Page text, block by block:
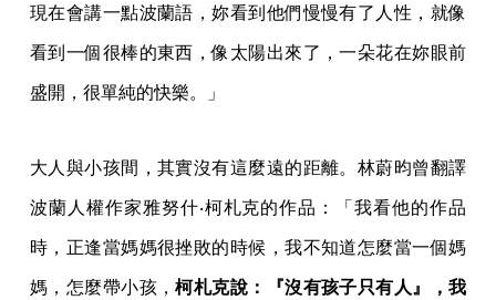
現在會講一點波蘭語，妳看到他們慢慢有了人性，就像
看到一個很棒的東西，像太陽出來了，一朵花在妳眼前
盛開，很單純的快樂。」
大人與小孩間，其實沒有這麼遠的距離。林蔚昀曾翻譯
波蘭人權作家雅努什‧柯札克的作品：「我看他的作品
時，正逢當媽媽很挫敗的時候，我不知道怎麼當一個媽
媽，怎麼帶小孩，柯札克說：『沒有孩子只有人』，我